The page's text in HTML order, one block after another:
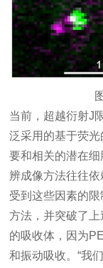
当前，超越衍射J
泛采用的基于荧
要和相关的潜在
辨成像方法往往
受到这些因素的
方法，并突破了
的吸收体，因为
和振动吸收。“我